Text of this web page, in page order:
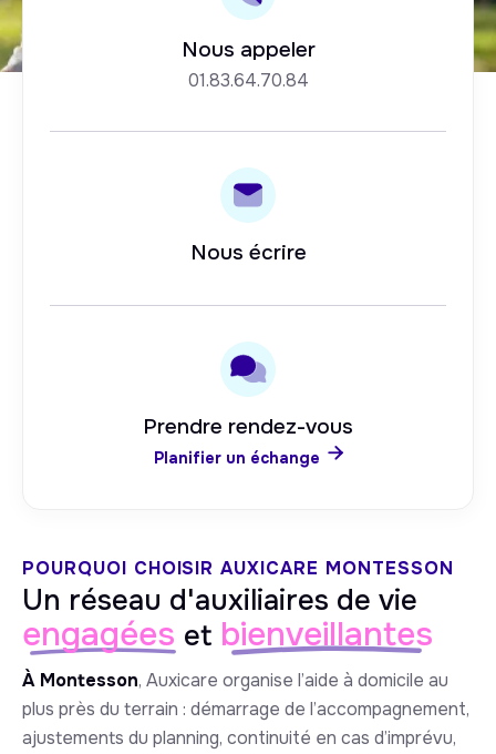
Nous appeler
01.83.64.70.84
Nous écrire
Prendre rendez-vous
Planifier un échange 
POURQUOI CHOISIR AUXICARE MONTESSON
Un réseau d'auxiliaires de vie
engagées et bienveillantes
À Montesson, Auxicare organise l’aide à domicile au
plus près du terrain : démarrage de l’accompagnement,
ajustements du planning, continuité en cas d’imprévu,